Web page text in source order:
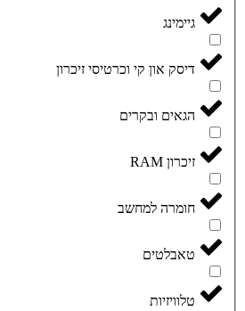
גיימינג
דיסק און קי וכרטיסי זיכרון
הגאים ובקרים
זיכרון RAM
חומרה למחשב
טאבלטים
טלוויזיות